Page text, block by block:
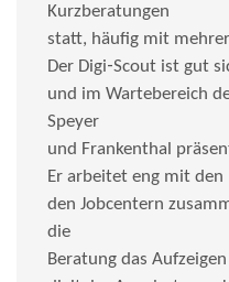
Kurzberatungen
statt, häufig mit
Der Digi‑Scout ist gut
und im Wartebereich
Speyer
und Frankenthal
Er arbeitet eng mit
den Jobcentern
die
Beratung das